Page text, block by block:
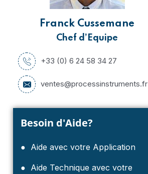
Process Instruments
célèbre la double victoire
du Queen’s Award
Process Instruments célèbre la double
Franck Cussemane
Chef d’Equipe
+33 (0) 6 24 58 34 27
ventes@processinstruments.fr
Besoin d'Aide?
● Aide avec votre Application
● Aide Technique avec votre